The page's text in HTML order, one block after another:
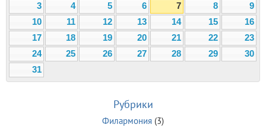
3
4 5 6 7 8
9
10
11 12 13 14 15
16
17
18 19 20 21 22
23
24
25 26 27 28 29
30
31
Рубрики
Филармония (3)